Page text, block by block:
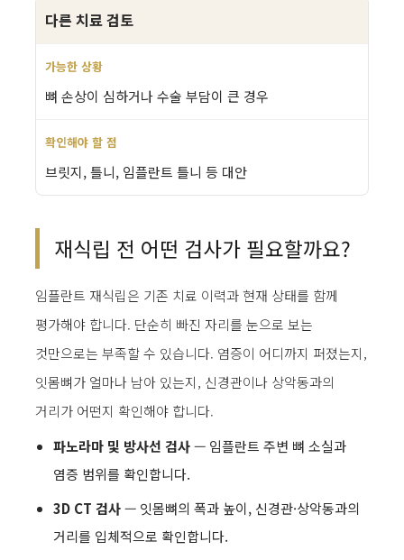
다른 치료 검토
뼈 손상이 심하거나 수술 부담이 큰 경우
브릿지, 틀니, 임플란트 틀니 등 대안
재식립 전 어떤 검사가 필요할까요?
임플란트 재식립은 기존 치료 이력과 현재 상태를 함께
평가해야 합니다. 단순히 빠진 자리를 눈으로 보는
것만으로는 부족할 수 있습니다. 염증이 어디까지 퍼졌는지,
잇몸뼈가 얼마나 남아 있는지, 신경관이나 상악동과의
거리가 어떤지 확인해야 합니다.
파노라마 및 방사선 검사— 임플란트 주변 뼈 소실과
염증 범위를 확인합니다.
3D CT 검사— 잇몸뼈의 폭과 높이, 신경관·상악동과의
거리를 입체적으로 확인합니다.